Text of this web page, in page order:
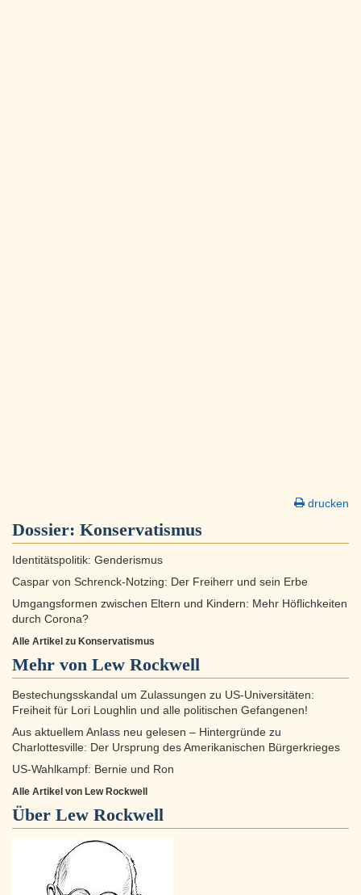
drucken
Dossier: Konservatismus
Identitätspolitik: Genderismus
Caspar von Schrenck-Notzing: Der Freiherr und sein Erbe
Umgangsformen zwischen Eltern und Kindern: Mehr Höflichkeiten
durch Corona?
Alle Artikel zu Konservatismus
Mehr von Lew Rockwell
Bestechungsskandal um Zulassungen zu US-Universitäten:
Freiheit für Lori Loughlin und alle politischen Gefangenen!
Aus aktuellem Anlass neu gelesen – Hintergründe zu
Charlottesville: Der Ursprung des Amerikanischen Bürgerkrieges
US-Wahlkampf: Bernie und Ron
Alle Artikel von Lew Rockwell
Über Lew Rockwell